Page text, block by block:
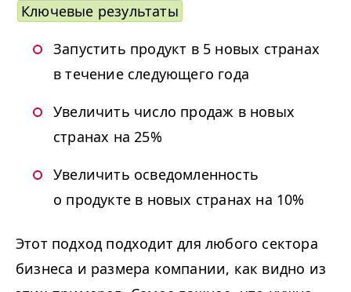
Ключевые результаты
Запустить продукт в 5 новых странах
в течение следующего года
Увеличить число продаж в новых
странах на 25%
Увеличить осведомленность
о продукте в новых странах на 10%
Этот подход подходит для любого сектора
бизнеса и размера компании, как видно из